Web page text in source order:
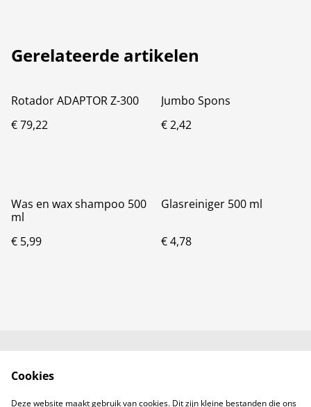
Gerelateerde artikelen
Rotador ADAPTOR Z-300
€ 79,22
Jumbo Spons
€ 2,42
Was en wax shampoo 500
ml
€ 5,99
Glasreiniger 500 ml
€ 4,78
Neem contact met
Privacybeleid
Cookiebeleid
Cookies
Deze website maakt gebruik van cookies. Dit zijn kleine bestanden die ons